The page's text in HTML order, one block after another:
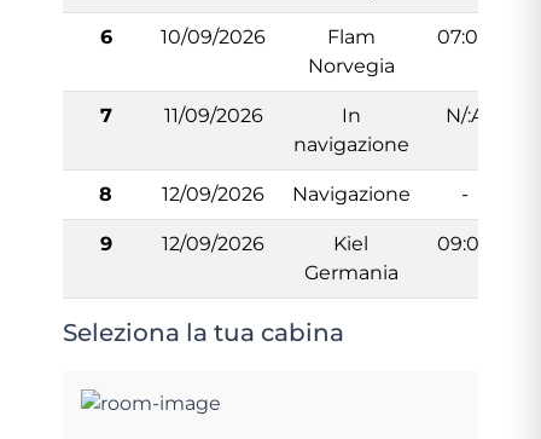
6 10/09/2026
Flam
Norvegia
07:00
7 11/09/2026
In
navigazione
N/:A
8 12/09/2026 Navigazione -
9 12/09/2026
Kiel
Germania
09:00
Seleziona la tua cabina